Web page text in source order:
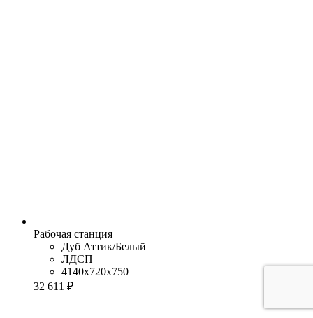
Рабочая станция
Дуб Аттик/Белый
ЛДСП
4140x720x750
32 611 ₽